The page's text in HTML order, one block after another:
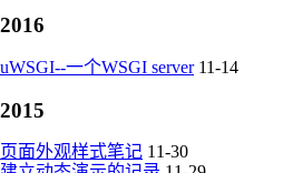
2016
uWSGI--一个WSGI server 11-14
2015
页面外观样式笔记 11-30